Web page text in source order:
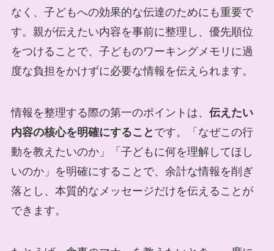
なく、子どもへの効果的な伝達のためにも重要で
す。親が伝えたい内容を事前に整理し、優先順位
をつけることで、子どものワーキングメモリに過
度な負担をかけずに必要な情報を伝えられます。
情報を整理する際の第一のポイントは、 伝えたい
内容の核心を明確にすること です。「なぜこの行
動を教えたいのか」「子どもに何を理解してほし
いのか」を明確にすることで、余計な情報を削ぎ
落とし、本質的なメッセージだけを伝えることが
できます。